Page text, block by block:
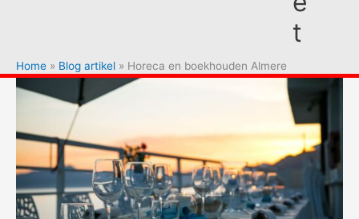
t
Home Blog artikel Horeca en boekhouden Almere